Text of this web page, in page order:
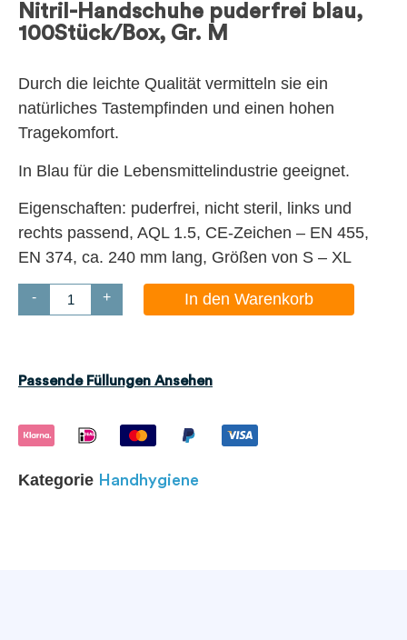
Nitril-Handschuhe puderfrei blau,
100Stück/Box, Gr. M
Durch die leichte Qualität vermitteln sie ein
natürliches Tastempfinden und einen hohen
Tragekomfort.
In Blau für die Lebensmittelindustrie geeignet.
Eigenschaften: puderfrei, nicht steril, links und
rechts passend, AQL 1.5, CE-Zeichen – EN 455,
EN 374, ca. 240 mm lang, Größen von S – XL
- + In den Warenkorb
Passende Füllungen Ansehen
Kategorie Handhygiene